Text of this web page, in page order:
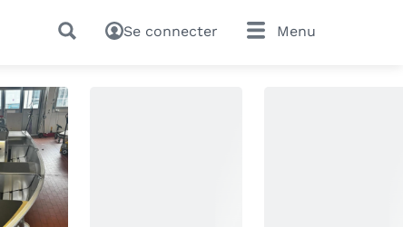
Se connecter Menu